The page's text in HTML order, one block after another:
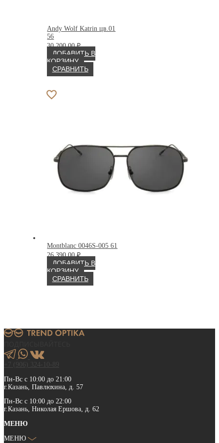
Andy Wolf Katrin цв.01
56
30 200.00₽
ДОБАВИТЬ В
КОРЗИНУ
СРАВНИТЬ
Montblanc 0046S-005 61
26 390.00₽
ДОБАВИТЬ В
КОРЗИНУ
СРАВНИТЬ
+7 (906) 324-10-89
Пн-Вс с 10:00 до 21:00
г.Казань, Павлюхина, д. 57
Пн-Вс с 10:00 до 22:00
г.Казань, Николая Ершова, д. 62
МЕНЮ
МЕНЮ